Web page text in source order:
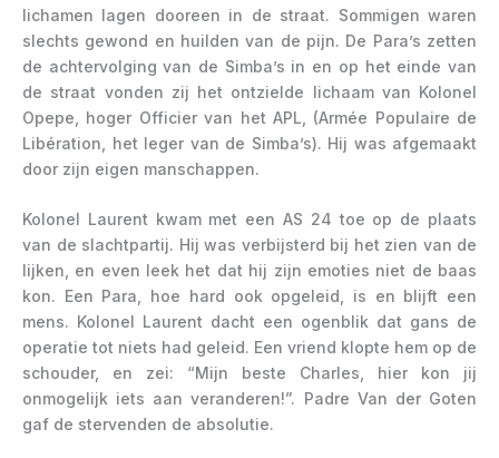
lichamen lagen dooreen in de straat. Sommigen waren
slechts gewond en huilden van de pijn. De Para’s zetten
de achtervolging van de Simba’s in en op het einde van
de straat vonden zij het ontzielde lichaam van Kolonel
Opepe, hoger Officier van het APL, (Armée Populaire de
Libération, het leger van de Simba’s). Hij was afgemaakt
door zijn eigen manschappen.
Kolonel Laurent kwam met een AS 24 toe op de plaats
van de slachtpartij. Hij was verbijsterd bij het zien van de
lijken, en even leek het dat hij zijn emoties niet de baas
kon. Een Para, hoe hard ook opgeleid, is en blijft een
mens. Kolonel Laurent dacht een ogenblik dat gans de
operatie tot niets had geleid. Een vriend klopte hem op de
schouder, en zei: “Mijn beste Charles, hier kon jij
onmogelijk iets aan veranderen!”. Padre Van der Goten
gaf de stervenden de absolutie.